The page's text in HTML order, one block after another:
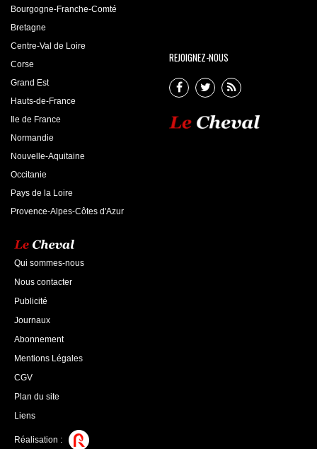
Bourgogne-Franche-Comté
Bretagne
Centre-Val de Loire
Corse
Grand Est
Hauts-de-France
Ile de France
Normandie
Nouvelle-Aquitaine
Occitanie
Pays de la Loire
Provence-Alpes-Côtes d'Azur
REJOIGNEZ-NOUS
Qui sommes-nous
Nous contacter
Publicité
Journaux
Abonnement
Mentions Légales
CGV
Plan du site
Liens
Réalisation :